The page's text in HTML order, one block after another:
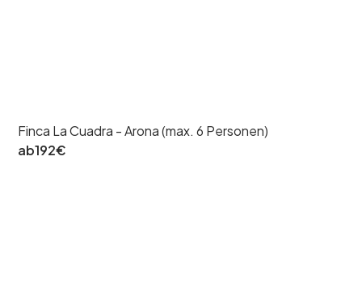
Finca La Cuadra - Arona (max. 6 Personen)
ab192€